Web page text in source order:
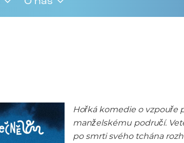
Hořká komedie o vzpouře
manželskému područí.
po smrti svého tchána